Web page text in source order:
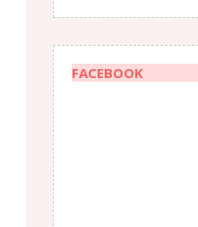
FACEBOOK